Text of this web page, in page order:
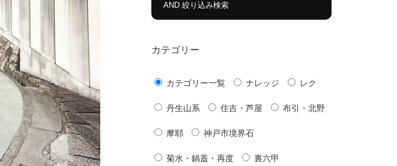
AND 絞り込み検索
カテゴリー
カテゴリー一覧 ナレッジ レク
丹生山系 住吉・芦屋 布引・北野
摩耶 神戸市境界石
菊水・鍋蓋・再度 裏六甲